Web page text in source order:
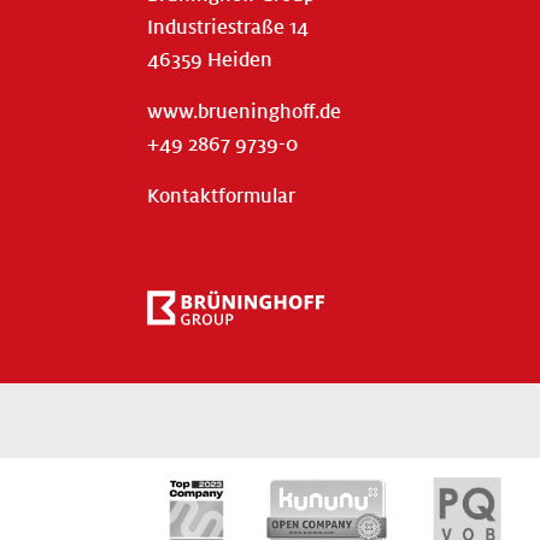
Industriestraße 14
46359 Heiden
www.brueninghoff.de
+49 2867 9739-0
Kontaktformular